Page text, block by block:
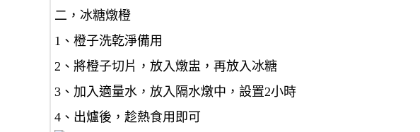
二，冰糖燉橙
1、橙子洗乾淨備用
2、將橙子切片，放入燉盅，再放入冰糖
3、加入適量水，放入隔水燉中，設置2小時
4、出爐後，趁熱食用即可